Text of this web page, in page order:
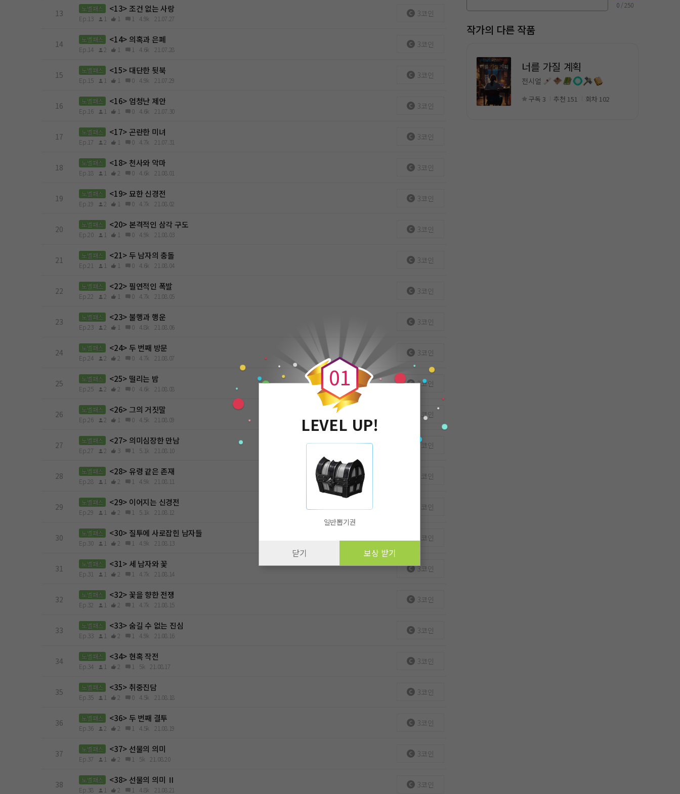
13 노벨패스 <13> 조건 없는 사랑
Ep.13 1 1 1 4.9k 21.07.27
3코인
14 노벨패스 <14> 의혹과 은폐
Ep.14 2 1 1 4.6k 21.07.28
3코인
15 노벨패스 <15> 대단한 뒷북
Ep.15 1 1 0 4.9k 21.07.29
3코인
16 노벨패스 <16> 엄청난 제안
Ep.16 1 1 0 4.6k 21.07.30
3코인
17 노벨패스 <17> 곤란한 미녀
Ep.17 2 1 0 4.7k 21.07.31
3코인
18 노벨패스 <18> 천사와 악마
Ep.18 1 2 0 4.6k 21.08.01
3코인
19 노벨패스 <19> 묘한 신경전
Ep.19 2 1 0 4.7k 21.08.02
3코인
20 노벨패스 <20> 본격적인 삼각 구도
Ep.20 1 1 0 4.9k 21.08.03
3코인
21 노벨패스 <21> 두 남자의 충돌
Ep.21 1 1 0 4.6k 21.08.04
3코인
22 노벨패스 <22> 필연적인 폭발
Ep.22 2 1 0 4.7k 21.08.05
3코인
23 노벨패스 <23> 불행과 행운
Ep.23 2 1 0 4.8k 21.08.06
3코인
24 노벨패스 <24> 두 번째 방문
Ep.24 2 2 0 4.7k 21.08.07
3코인
25 노벨패스 <25> 떨리는 밤
Ep.25 2 2 0 4.6k 21.08.08
3코인
26 노벨패스 <26> 그의 거짓말
Ep.26 2 1 0 4.5k 21.08.09
3코인
27 노벨패스 <27> 의미심장한 만남
Ep.27 2 3 1 5.1k 21.08.10
3코인
28 노벨패스 <28> 유령 같은 존재
Ep.28 1 2 1 4.9k 21.08.11
3코인
29 노벨패스 <29> 이어지는 신경전
Ep.29 1 2 1 5.1k 21.08.12
3코인
30 노벨패스 <30> 질투에 사로잡힌 남자들
Ep.30 1 2 1 4.9k 21.08.13
3코인
31 노벨패스 <31> 세 남자와 꽃
Ep.31 1 2 1 4.7k 21.08.14
3코인
32 노벨패스 <32> 꽃을 향한 전쟁
Ep.32 1 2 1 4.7k 21.08.15
3코인
33 노벨패스 <33> 숨길 수 없는 진심
Ep.33 1 2 1 4.9k 21.08.16
3코인
34 노벨패스 <34> 현혹 작전
Ep.34 1 2 1 5k 21.08.17
3코인
35 노벨패스 <35> 취중진담
Ep.35 1 2 0 4.5k 21.08.18
3코인
36 노벨패스 <36> 두 번째 결투
Ep.36 2 2 1 4.5k 21.08.19
3코인
37 노벨패스 <37> 선물의 의미
Ep.37 1 2 1 5k 21.08.20
3코인
38 노벨패스 <38> 선물의 의미 Ⅱ
Ep.38 1 2 1 4.8k 21.08.21
3코인
0 / 250
작가의 다른 작품
너를 가질 계획
전시얼
구독 3 추천 151 회차 102
0
0
1
LEVEL UP!
일반뽑기권
닫기 보상 받기